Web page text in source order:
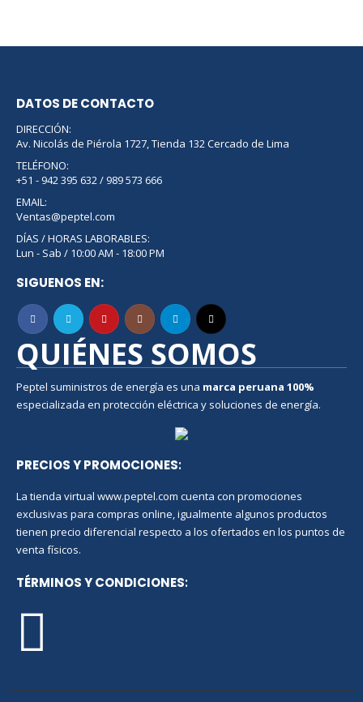
DATOS DE CONTACTO
DIRECCIÓN:
Av. Nicolás de Piérola 1727, Tienda 132 Cercado de Lima
TELÉFONO:
+51 - 942 395 632 / 989 573 666
EMAIL:
Ventas@peptel.com
DÍAS / HORAS LABORABLES:
Lun - Sab / 10:00 AM - 18:00 PM
SIGUENOS EN:
QUIÉNES SOMOS
Peptel suministros de energía es una marca peruana 100%
especializada en protección eléctrica y soluciones de energía.
PRECIOS Y PROMOCIONES:
La tienda virtual www.peptel.com cuenta con promociones
exclusivas para compras online, igualmente algunos productos
tienen precio diferencial respecto a los ofertados en los puntos de
venta físicos.
TÉRMINOS Y CONDICIONES: